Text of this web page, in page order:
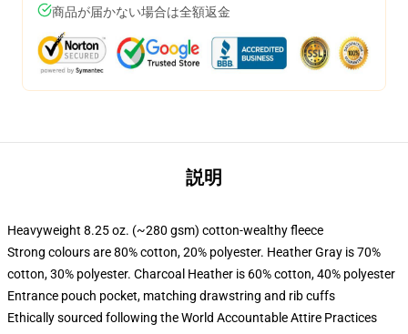
商品が届かない場合は全額返金
説明
Heavyweight 8.25 oz. (~280 gsm) cotton-wealthy fleece
Strong colours are 80% cotton, 20% polyester. Heather Gray is 70%
cotton, 30% polyester. Charcoal Heather is 60% cotton, 40% polyester
Entrance pouch pocket, matching drawstring and rib cuffs
Ethically sourced following the World Accountable Attire Practices